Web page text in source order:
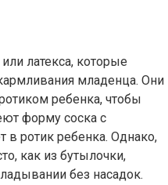
латекса, которые
младенца. Они
ребенка, чтобы
форму соска с
в ротик ребенка. Однако,
как из бутылочки,
без насадок.